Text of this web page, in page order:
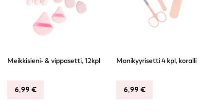
Meikkisieni- & vippasetti, 12kpl
6,99 €
Manikyyrisetti 4 kpl, koralli
6,99 €